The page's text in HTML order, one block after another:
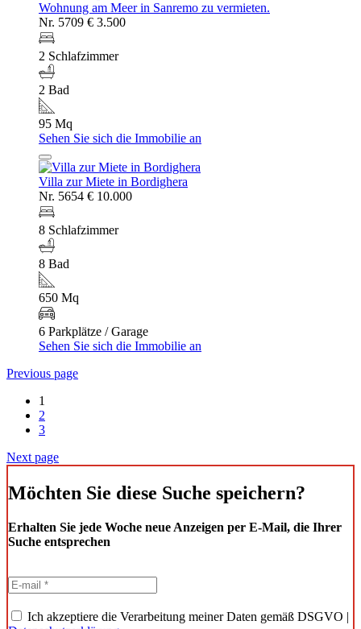
Wohnung am Meer in Sanremo zu vermieten.
Nr. 5709 € 3.500
2 Schlafzimmer
2 Bad
95 Mq
Sehen Sie sich die Immobilie an
Villa zur Miete in Bordighera
Nr. 5654 € 10.000
8 Schlafzimmer
8 Bad
650 Mq
6 Parkplätze / Garage
Sehen Sie sich die Immobilie an
Previous page
1
2
3
Next page
Möchten Sie diese Suche speichern?
Erhalten Sie jede Woche neue Anzeigen per E-Mail, die Ihrer
Suche entsprechen
Ich akzeptiere die Verarbeitung meiner Daten gemäß DSGVO |